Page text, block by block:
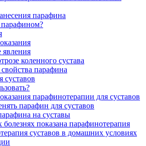
парафина
парафином?
коленного сустава
парафина
суставов
парафинотерапии для суставов
парафин для суставов
на суставы
показана парафинотерапия
суставов в домашних условиях